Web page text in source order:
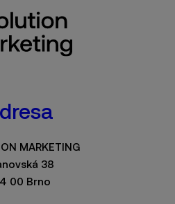
MARKETING
38
00 Brno